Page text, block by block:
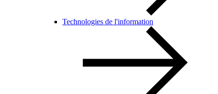
Technologies de l'information